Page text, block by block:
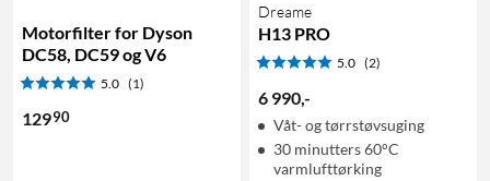
Motorfilter for Dyson
DC58, DC59 og V6
5.0 (1)
12990
Dreame
H13 PRO
5.0 (2)
6 990,-
Våt- og tørrstøvsuging
30 minutters 60°C
varmlufttørking